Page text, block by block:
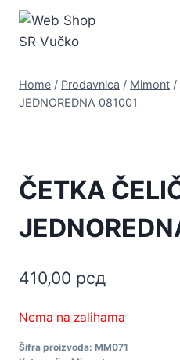
Skip
content
Home / Prodavnica / Mimont /
JEDNOREDNA 081001
ČETKA
410,00 рсд
Nema na zalihama
Šifra proizvoda: MM071